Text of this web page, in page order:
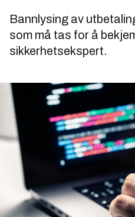
Bannlysing av
som må tas for å
sikkerhetsekspert.